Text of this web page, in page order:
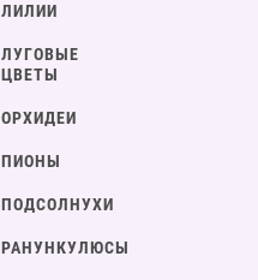
ЛИЛИИ
ЛУГОВЫЕ
ЦВЕТЫ
ОРХИДЕИ
ПИОНЫ
ПОДСОЛНУХИ
РАНУНКУЛЮСЫ